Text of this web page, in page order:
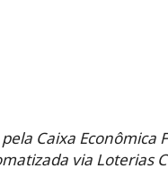
Caixa Econômica
via Loterias